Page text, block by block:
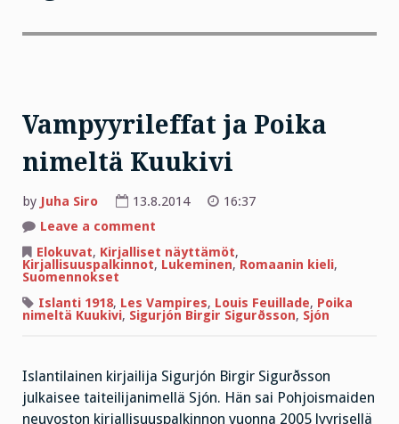
Vampyyrileffat ja Poika
nimeltä Kuukivi
by Juha Siro 13.8.2014
16:37
Leave a comment
ja
Poika
nimeltä
Elokuvat, Kirjalliset näyttämöt,
Kirjallisuuspalkinnot, Lukeminen, Romaanin kieli,
Suomennokset
Islanti 1918, Les Vampires, Louis Feuillade, Poika
nimeltä Kuukivi, Sigurjón Birgir Sigurðsson, Sjón
Islantilainen kirjailija Sigurjón Birgir Sigurðsson
julkaisee taiteilijanimellä Sjón. Hän sai Pohjoismaiden
neuvoston kirjallisuuspalkinnon vuonna 2005 lyyrisellä